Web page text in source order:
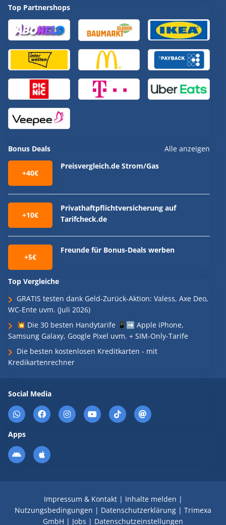
Top Partnershops
Bonus Deals Alle anzeigen
+40€
Preisvergleich.de Strom/Gas
+10€
Privathaftpflichtversicherung auf
Tarifcheck.de
+5€
Freunde für Bonus-Deals werben
Top Vergleiche
GRATIS testen dank Geld-Zurück-Aktion: Valess, Axe Deo,
WC-Ente uvm. (Juli 2026)
💥 Die 30 besten Handytarife 📱➡️ Apple iPhone,
Samsung Galaxy, Google Pixel uvm. + SIM-Only-Tarife
Die besten kostenlosen Kreditkarten - mit
Kredikartenrechner
Social Media
Apps
Impressum & Kontakt| Inhalte melden |
Nutzungsbedingungen | Datenschutzerklärung | Trimexa
GmbH | Jobs | Datenschutzeinstellungen